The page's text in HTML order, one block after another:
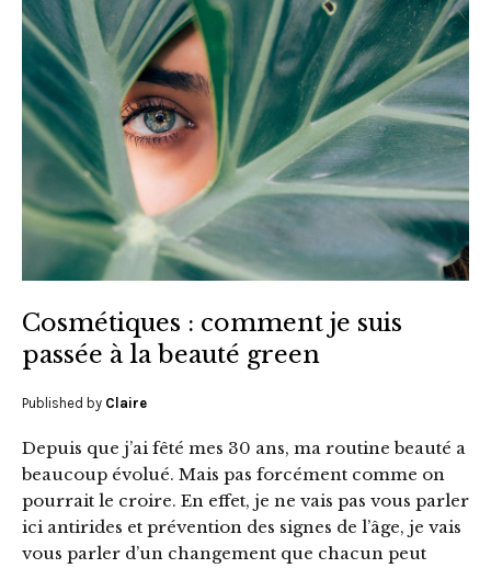
Cosmétiques : comment je suis
passée à la beauté green
Published by Claire
Depuis que j’ai fêté mes 30 ans, ma routine beauté a
beaucoup évolué. Mais pas forcément comme on
pourrait le croire. En effet, je ne vais pas vous parler
ici antirides et prévention des signes de l’âge, je vais
vous parler d’un changement que chacun peut